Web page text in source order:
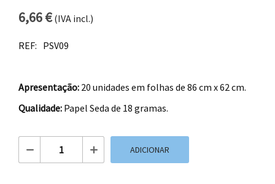
6,66€(IVA incl.)
REF: PSV09
Apresentação: 20 unidades em folhas de 86 cm x 62 cm.
Qualidade: Papel Seda de 18 gramas.
Quantidade de Papel Seda Vintage Azul
ADICIONAR